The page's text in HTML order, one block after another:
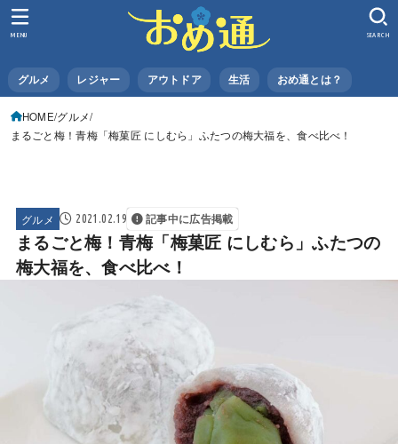
グルメ レジャー アウトドア 生活 おめ通とは？
SEARCH
MENU
HOME グルメ
まるごと梅！青梅「梅菓匠 にしむら」ふたつの梅大福を、食べ比べ！
グルメ 2021.02.19 記事中に広告掲載
まるごと梅！青梅「梅菓匠 にしむら」ふたつの
梅大福を、食べ比べ！